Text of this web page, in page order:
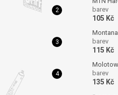
barev
105 Kč
barev
115 Kč
Molotow
barev
135 Kč